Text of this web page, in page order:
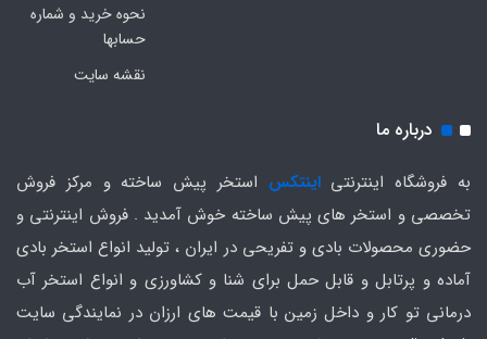
نحوه خرید و شماره
حسابها
نقشه سایت
درباره ما
به فروشگاه اینترنتیاینتکس استخر پیش ساخته و مرکز فروش
تخصصی و استخر های پیش ساخته خوش آمدید . فروش اینترنتی و
حضوری محصولات بادی و تفریحی در ایران ، تولید انواع استخر بادی
آماده و پرتابل و قابل حمل برای شنا و کشاورزی و انواع استخر آب
درمانی تو کار و داخل زمین با قیمت های ارزان در نمایندگی سایت